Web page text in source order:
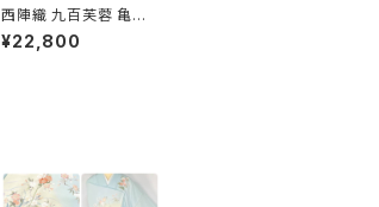
西陣織 九百芙蓉 亀甲
彩華文 唐織り 袋帯 正
絹 金糸 クリーム色 白
¥22,800